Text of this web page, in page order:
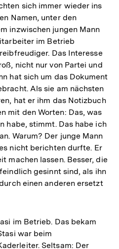
sich immer wieder ins
Namen, unter den
inzwischen jungen Mann
im Betrieb
Das Interesse
nicht nur von Partei und
hat sich um das Dokument
Als sie am nächsten
hat er ihm das Notizbuch
mit den Worten: Das, was
habe, stimmt. Das habe ich
Warum? Der junge Mann
nicht berichten durfte. Er
machen lassen. Besser, die
gesinnt sind, als ihn
einen anderen ersetzt
im Betrieb. Das bekam
war beim
Seltsam: Der